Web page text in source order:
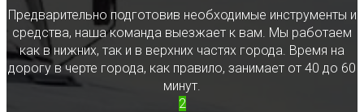
Предварительно подготовив необходимые инструменты и
средства, наша команда выезжает к вам. Мы работаем
как в нижних, так и в верхних частях города. Время на
дорогу в черте города, как правило, занимает от 40 до 60
минут.
2